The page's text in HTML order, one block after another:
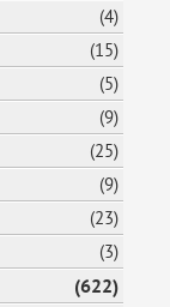
(4)
(15)
(5)
(9)
(25)
(9)
(23)
(3)
(622)